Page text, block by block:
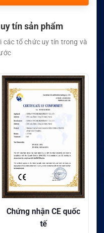
tín sản phẩm
các tổ chức uy tín trong và
Chứng nhận CE quốc
tế